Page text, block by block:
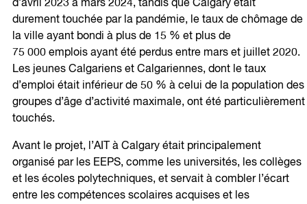
d’avril 2023 à mars 2024, tandis que Calgary était
durement touchée par la pandémie, le taux de chômage de
la ville ayant bondi à plus de 15 % et plus de
75 000 emplois ayant été perdus entre mars et juillet 2020.
Les jeunes Calgariens et Calgariennes, dont le taux
d’emploi était inférieur de 50 % à celui de la population des
groupes d’âge d’activité maximale, ont été particulièrement
touchés.
Avant le projet, l’AIT à Calgary était principalement
organisé par les EEPS, comme les universités, les collèges
et les écoles polytechniques, et servait à combler l’écart
entre les compétences scolaires acquises et les